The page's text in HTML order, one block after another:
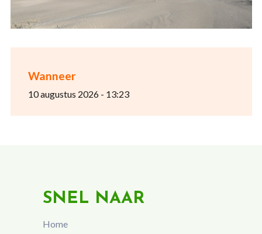
Wanneer
10 augustus 2026 - 13:23
SNEL NAAR
Home